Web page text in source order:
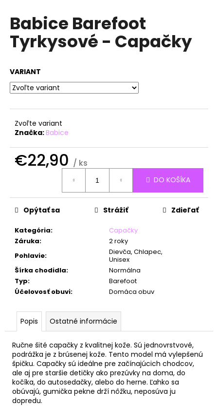
Babice Barefoot
Tyrkysové - Capačky
VARIANT
Zvoľte variant
Značka:Babice
€22,90 / ks
DO KOŠÍKA
Kategória:
Capačky
Záruka:
2 roky
Pohlavie:
Dievča, Chlapec,
Unisex
Šírka chodidla:
Normálna
Typ:
Barefoot
Účelovosť obuvi: Domáca obuv
Opýtať sa Strážiť Zdieľať
Popis Ostatné informácie
Ručne šité capačky z kvalitnej kože. Sú jednovrstvové,
podrážka je z brúsenej kože. Tento model má vylepšenú
špičku. Capačky sú ideálne pre začínajúcich chodcov,
ale aj pre staršie detičky ako prezúvky na doma, do
kočíka, do autosedačky, alebo do herne. Ľahko sa
obúvajú, gumička pekne drží nôžku, neposúva ju
dopredu.
j
s
ť
O
d
r
ú
a
m
e